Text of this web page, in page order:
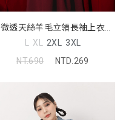
微透天絲羊毛立領長袖上衣
MUA
L XL 2XL 3XL
NT.690
NTD.269